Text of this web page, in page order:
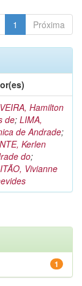
1 Próxima
Hamilton
de; LIMA,
de Andrade;
Kerlen
do;
Vivianne
1